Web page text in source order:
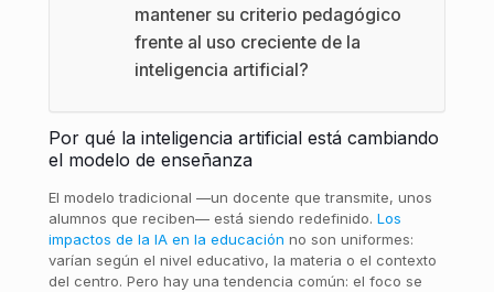
mantener su criterio pedagógico
frente al uso creciente de la
inteligencia artificial?
Por qué la inteligencia artificial está cambiando
el modelo de enseñanza
El modelo tradicional —un docente que transmite, unos
alumnos que reciben— está siendo redefinido. Los
impactos de la IA en la educación no son uniformes:
varían según el nivel educativo, la materia o el contexto
del centro. Pero hay una tendencia común: el foco se